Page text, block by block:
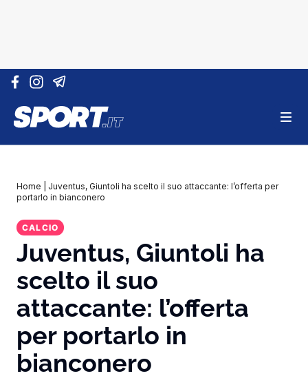
Vai al contenuto
Home
Juventus, Giuntoli ha scelto il suo attaccante: l’offerta per
portarlo in bianconero
CALCIO
Juventus, Giuntoli ha
scelto il suo
attaccante: l’offerta
per portarlo in
bianconero